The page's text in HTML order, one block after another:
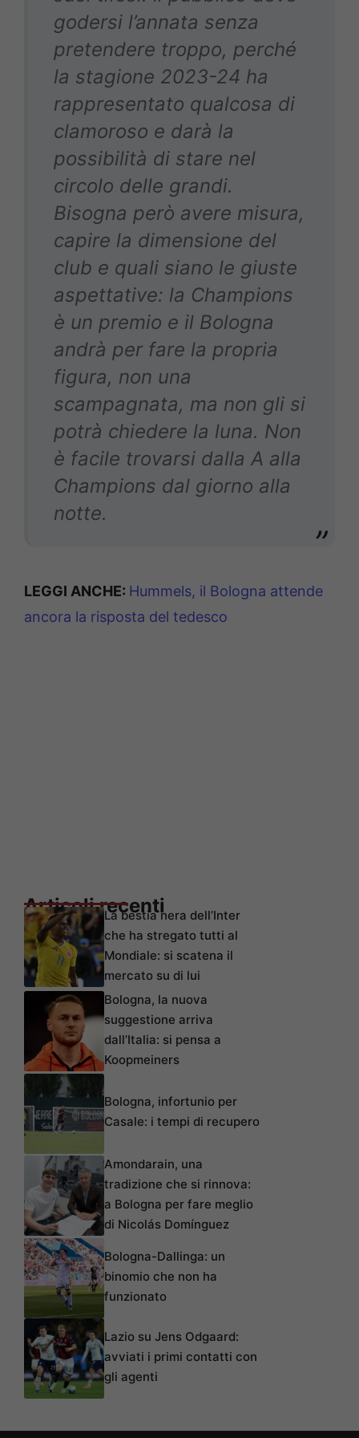
godersi l’annata senza
pretendere troppo, perché
la stagione 2023-24 ha
rappresentato qualcosa di
clamoroso e darà la
possibilità di stare nel
circolo delle grandi.
Bisogna però avere misura,
capire la dimensione del
club e quali siano le giuste
aspettative: la Champions
è un premio e il Bologna
andrà per fare la propria
figura, non una
scampagnata, ma non gli si
potrà chiedere la luna. Non
è facile trovarsi dalla A alla
Champions dal giorno alla
notte.
LEGGI ANCHE: Hummels, il Bologna attende
ancora la risposta del tedesco
Articoli recentiLa bestia nera dell’Inter
che ha stregato tutti al
Mondiale: si scatena il
mercato su di lui
Bologna, la nuova
suggestione arriva
dall’Italia: si pensa a
Koopmeiners
Bologna, infortunio per
Casale: i tempi di recupero
Amondarain, una
tradizione che si rinnova:
a Bologna per fare meglio
di Nicolás Domínguez
Bologna-Dallinga: un
binomio che non ha
funzionato
Lazio su Jens Odgaard:
avviati i primi contatti con
gli agenti